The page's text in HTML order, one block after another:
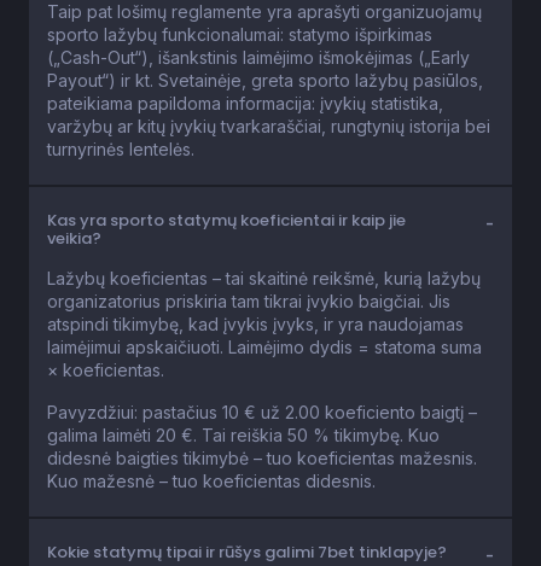
Taip pat lošimų reglamente yra aprašyti organizuojamų
sporto lažybų funkcionalumai: statymo išpirkimas
(„Cash-Out“), išankstinis laimėjimo išmokėjimas („Early
Payout“) ir kt. Svetainėje, greta sporto lažybų pasiūlos,
pateikiama papildoma informacija: įvykių statistika,
varžybų ar kitų įvykių tvarkaraščiai, rungtynių istorija bei
turnyrinės lentelės.
Kas yra sporto statymų koeficientai ir kaip jie
veikia?
Lažybų koeficientas – tai skaitinė reikšmė, kurią lažybų
organizatorius priskiria tam tikrai įvykio baigčiai. Jis
atspindi tikimybę, kad įvykis įvyks, ir yra naudojamas
laimėjimui apskaičiuoti. Laimėjimo dydis = statoma suma
× koeficientas.
Pavyzdžiui: pastačius 10 € už 2.00 koeficiento baigtį –
galima laimėti 20 €. Tai reiškia 50 % tikimybę. Kuo
didesnė baigties tikimybė – tuo koeficientas mažesnis.
Kuo mažesnė – tuo koeficientas didesnis.
Kokie statymų tipai ir rūšys galimi 7bet tinklapyje?